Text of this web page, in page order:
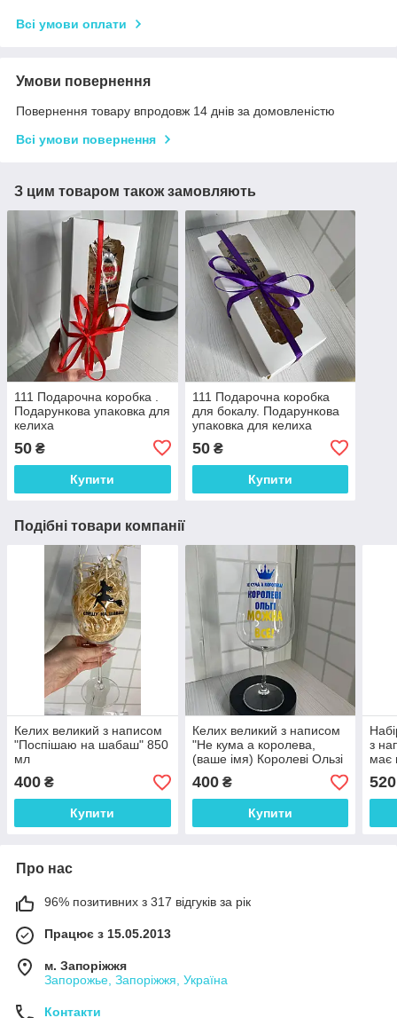
Всі умови оплати
Умови повернення
Повернення товару впродовж 14 днів за домовленістю
Всі умови повернення
З цим товаром також замовляють
111 Подарочна коробка .
Подарункова упаковка для
келиха
50 ₴
Купити
111 Подарочна коробка
для бокалу. Подарункова
упаковка для келиха
50₴
Купити
Подібні товари компанії
Келих великий з написом
"Поспішаю на шабаш" 850
мл
400 ₴
Купити
Келих великий з написом
"Не кума а королева,
(ваше імя) Королеві Ользі
можна все" 850 мл
400₴
Купити
з
має
850
520
Про нас
96% позитивних з 317 відгуків за рік
Працює з 15.05.2013
м. Запоріжжя
Запорожье, Запоріжжя, Україна
Контакти